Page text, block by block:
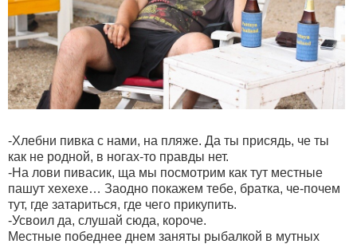
-Хлебни пивка с нами, на пляже. Да ты присядь, че ты
как не родной, в ногах-то правды нет.
-На лови пивасик, ща мы посмотрим как тут местные
пашут хехехе… Заодно покажем тебе, братка, че-почем
тут, где затариться, где чего прикупить.
-Усвоил да, слушай сюда, короче.
Местные победнее днем заняты рыбалкой в мутных